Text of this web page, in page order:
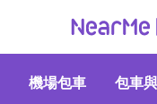
機場包車 包車